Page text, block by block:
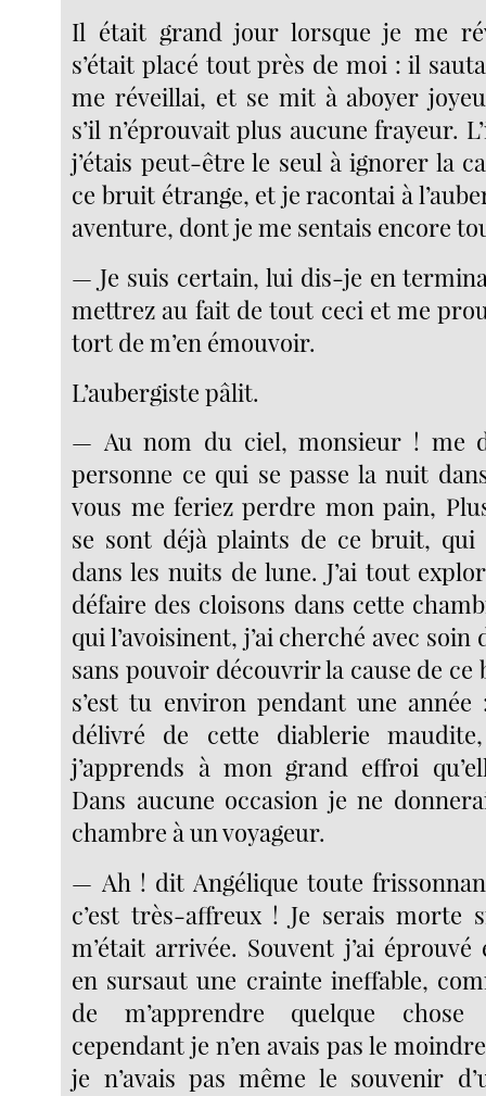
Il était grand jour lorsque je me
s’était placé tout près de moi : il
me réveillai, et se mit à aboyer
s’il n’éprouvait plus aucune frayeur.
j’étais peut-être le seul à ignorer la
ce bruit étrange, et je racontai à
aventure, dont je me sentais encore
— Je suis certain, lui dis-je en
mettrez au fait de tout ceci et me
tort de m’en émouvoir.
L’aubergiste pâlit.
— Au nom du ciel, monsieur ! me
personne ce qui se passe la nuit
vous me feriez perdre mon pain,
se sont déjà plaints de ce bruit, qui
dans les nuits de lune. J’ai tout
défaire des cloisons dans cette
qui l’avoisinent, j’ai cherché avec soin
sans pouvoir découvrir la cause de
s’est tu environ pendant une
délivré de cette diablerie
j’apprends à mon grand effroi
Dans aucune occasion je ne
chambre à un voyageur.
— Ah ! dit Angélique toute
c’est très-affreux ! Je serais morte
m’était arrivée. Souvent j’ai
en sursaut une crainte ineffable,
de m’apprendre quelque chose
cependant je n’en avais pas le
je n’avais pas même le souvenir